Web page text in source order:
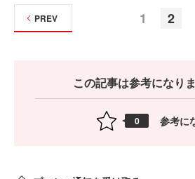
1 2
PREV
この記事は参考になり
0 参考に